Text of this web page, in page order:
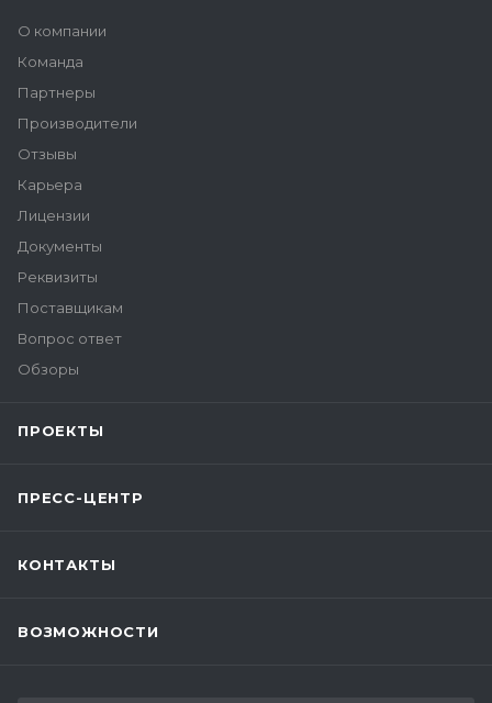
О компании
Команда
Партнеры
Производители
Отзывы
Карьера
Лицензии
Документы
Реквизиты
Поставщикам
Вопрос ответ
Обзоры
ПРОЕКТЫ
ПРЕСС-ЦЕНТР
КОНТАКТЫ
ВОЗМОЖНОСТИ